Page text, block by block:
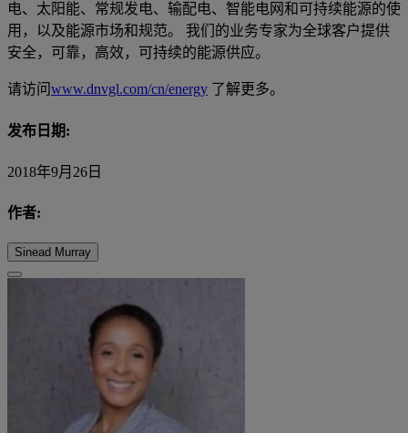
电、太阳能、常规发电、输配电、智能电网和可持续能源的使
用，以及能源市场和规范。 我们的业务专家为全球客户提供
安全，可靠，高效，可持续的能源供应。
请访问 www.dnvgl.com/cn/energy 了解更多。
发布日期:
2018年9月26日
作者:
Sinead Murray